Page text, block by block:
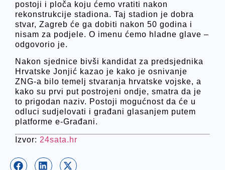
postoji i ploča koju ćemo vratiti nakon
rekonstrukcije stadiona. Taj stadion je dobra
stvar, Zagreb će ga dobiti nakon 50 godina i
nisam za podjele. O imenu ćemo hladne glave –
odgovorio je.
Nakon sjednice bivši kandidat za predsjednika
Hrvatske Jonjić kazao je kako je osnivanje
ZNG-a bilo temelj stvaranja hrvatske vojske, a
kako su prvi put postrojeni ondje, smatra da je
to prigodan naziv. Postoji mogućnost da će u
odluci sudjelovati i građani glasanjem putem
platforme e-Građani.
Izvor: 24sata.hr